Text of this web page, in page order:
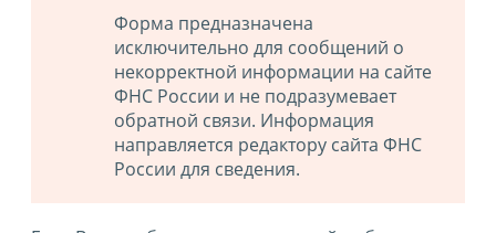
Форма предназначена
исключительно для сообщений о
некорректной информации на сайте
ФНС России и не подразумевает
обратной связи. Информация
направляется редактору сайта ФНС
России для сведения.